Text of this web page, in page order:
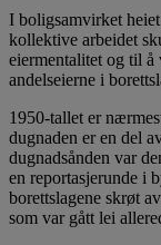
I boligsamvirket
kollektive arbeidet
eiermentalitet og til å
andelseierne i
1950-tallet er
dugnaden er en del
dugnadsånden var
en reportasjerunde i
borettslagene skrøt
som var gått lei